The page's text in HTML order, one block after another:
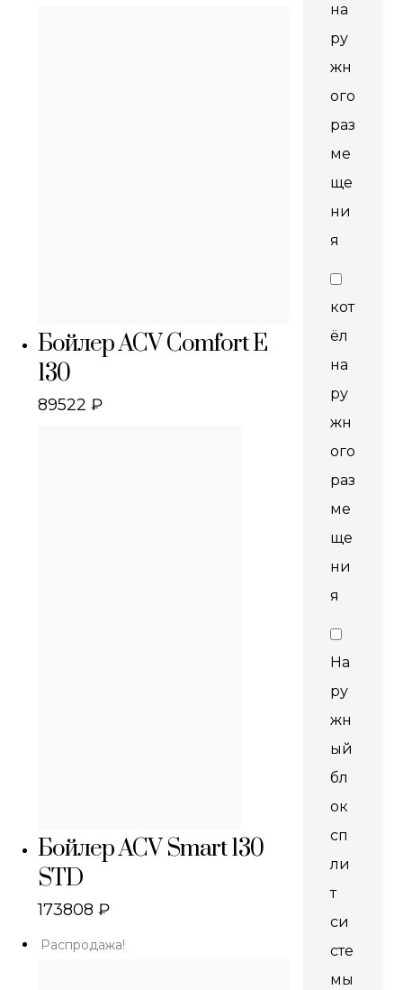
Бойлер ACV Comfort E
130
89522₽
Бойлер ACV Smart 130
STD
173808₽
Распродажа!
на
ру
жн
ого
раз
ме
ще
ни
я
кот
ёл
на
ру
жн
ого
раз
ме
ще
ни
я
На
ру
жн
ый
бл
ок
сп
ли
т
си
сте
мы